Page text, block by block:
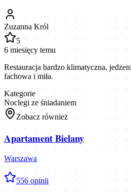
Zuzanna Król
5
6 miesięcy temu
Restauracja bardzo klimatyczna,
fachowa i miła.
Kategorie
Noclegi ze śniadaniem
Zobacz również
Apartament Bielany
Warszawa
556 opinii